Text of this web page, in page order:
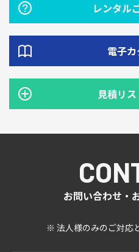
レンタル
電子
見積リ
お問い合わせ・
※ 法人様のみのご対応